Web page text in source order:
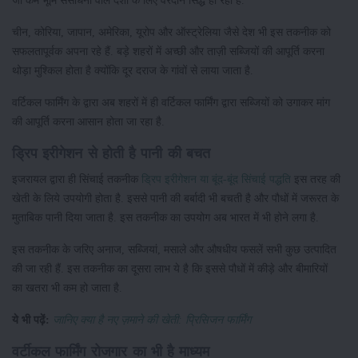
चीन, कोरिया, जापान, अमेरिका, यूरोप और ऑस्ट्रेलिया जैसे देश भी इस तकनीक को
सफलतापूर्वक अपना रहे हैं. बड़े शहरों में अच्छी और ताज़ी सब्जियों की आपूर्ति करना
थोड़ा मुश्किल होता है क्योंकि दूर दराज के गांवों से लाया जाता है.
वर्टिकल फार्मिंग के द्वारा अब शहरों में ही वर्टिकल फार्मिंग द्वारा सब्जियों को उगाकर मांग
की आपूर्ति करना आसान होता जा रहा है.
इजरायल द्वारा ही सिंचाई तकनीक ड्रिप इरीगेशन या बूंद-बूंद सिंचाई पद्धति
इस तरह की
खेती के लिये उपयोगी होता है. इससे पानी की बर्बादी भी बचती है और पौधों में जरूरत के
मुताबिक पानी दिया जाता है. इस तकनीक का उपयोग अब भारत में भी होने लगा है.
इस तकनीक के जरिए अनाज, सब्जियां, मसाले और औषधीय फसलें सभी कुछ उत्पादित
की जा रही हैं. इस तकनीक का दूसरा लाभ ये है कि इससे पौधों में कीड़े और बीमारियों
का खतरा भी कम हो जाता है.
ये भी पढ़ें: जानिए क्या है नए ज़माने की खेती: प्रिसिजन फार्मिंग